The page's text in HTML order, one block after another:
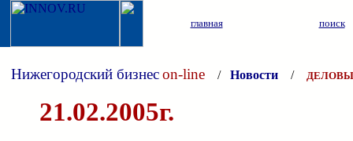
главная поиск
Нижегородский бизнесon-line / Новости /
21.02.2005г.